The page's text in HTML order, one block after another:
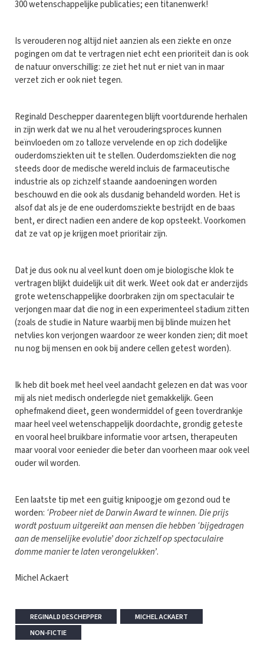
300 wetenschappelijke publicaties; een titanenwerk!
Is verouderen nog altijd niet aanzien als een ziekte en onze
pogingen om dat te vertragen niet echt een prioriteit dan is ook
de natuur onverschillig: ze ziet het nut er niet van in maar
verzet zich er ook niet tegen.
Reginald Deschepper daarentegen blijft voortdurende herhalen
in zijn werk dat we nu al het verouderingsproces kunnen
beïnvloeden om zo talloze vervelende en op zich dodelijke
ouderdomsziekten uit te stellen. Ouderdomsziekten die nog
steeds door de medische wereld incluis de farmaceutische
industrie als op zichzelf staande aandoeningen worden
beschouwd en die ook als dusdanig behandeld worden. Het is
alsof dat als je de ene ouderdomsziekte bestrijdt en de baas
bent, er direct nadien een andere de kop opsteekt. Voorkomen
dat ze vat op je krijgen moet prioritair zijn.
Dat je dus ook nu al veel kunt doen om je biologische klok te
vertragen blijkt duidelijk uit dit werk. Weet ook dat er anderzijds
grote wetenschappelijke doorbraken zijn om spectaculair te
verjongen maar dat die nog in een experimenteel stadium zitten
(zoals de studie in Nature waarbij men bij blinde muizen het
netvlies kon verjongen waardoor ze weer konden zien; dit moet
nu nog bij mensen en ook bij andere cellen getest worden).
Ik heb dit boek met heel veel aandacht gelezen en dat was voor
mij als niet medisch onderlegde niet gemakkelijk. Geen
ophefmakend dieet, geen wondermiddel of geen toverdrankje
maar heel veel wetenschappelijk doordachte, grondig geteste
en vooral heel bruikbare informatie voor artsen, therapeuten
maar vooral voor eenieder die beter dan voorheen maar ook veel
ouder wil worden.
Een laatste tip met een guitig knipoogje om gezond oud te
worden: ‘Probeer niet de Darwin Award te winnen. Die prijs
wordt postuum uitgereikt aan mensen die hebben ‘bijgedragen
aan de menselijke evolutie’ door zichzelf op spectaculaire
domme manier te laten verongelukken’.
Michel Ackaert
REGINALD DESCHEPPER
MICHEL ACKAERT
NON-FICTIE